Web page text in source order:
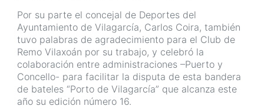
Por su parte el concejal de Deportes del
Ayuntamiento de Vilagarcía, Carlos Coira, también
tuvo palabras de agradecimiento para el Club de
Remo Vilaxoán por su trabajo, y celebró la
colaboración entre administraciones –Puerto y
Concello- para facilitar la disputa de esta bandera
de bateles “Porto de Vilagarcía” que alcanza este
año su edición número 16.